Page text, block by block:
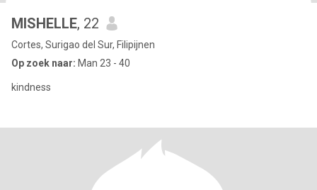
MISHELLE, 22
Cortes, Surigao del Sur, Filipijnen
Op zoek naar: Man 23 - 40
kindness